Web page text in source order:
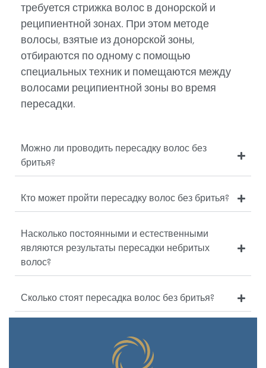
требуется стрижка волос в донорской и
реципиентной зонах. При этом методе
волосы, взятые из донорской зоны,
отбираются по одному с помощью
специальных техник и помещаются между
волосами реципиентной зоны во время
пересадки.
Можно ли проводить пересадку волос без
бритья?
Кто может пройти пересадку волос без бритья?
Насколько постоянными и естественными
являются результаты пересадки небритых
волос?
Сколько стоят пересадка волос без бритья?